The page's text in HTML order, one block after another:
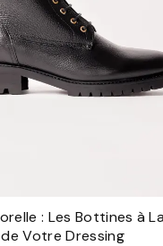
: Les Bottines à
Votre Dressing